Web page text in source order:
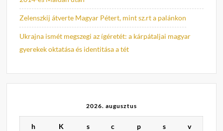
Zelenszkij átverte Magyar Pétert, mint sz.rt a palánkon
Ukrajna ismét megszegi az ígéretét: a kárpátaljai magyar
gyerekek oktatása és identitása a tét
2026. augusztus
h K s c p s v